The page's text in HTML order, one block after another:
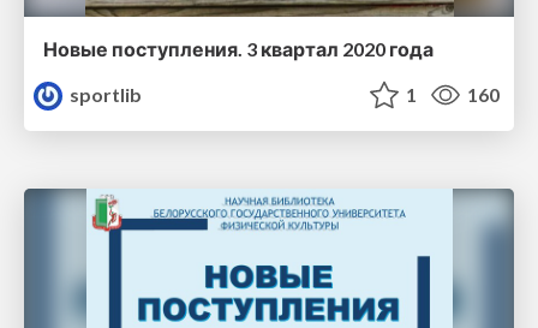
Новые поступления. 3 квартал 2020 года
sportlib
1 160